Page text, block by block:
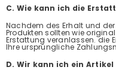
C. Wie kann ich die
Nachdem des Erhalt und
Produkten sollten wie
Erstattung veranlassen. die
Ihre ursprüngliche
D. Wir kann ich ein